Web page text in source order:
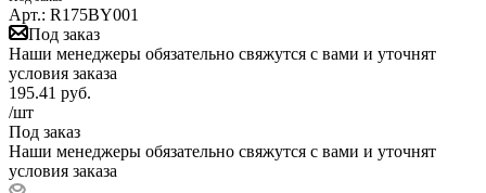
Арт.: R175BY001
Под заказ
Наши менеджеры обязательно свяжутся с вами и уточнят
условия заказа
195.41 руб.
/шт
Под заказ
Наши менеджеры обязательно свяжутся с вами и уточнят
условия заказа